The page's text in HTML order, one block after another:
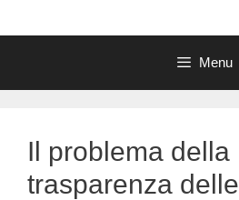
Menu
Il problema della
trasparenza delle